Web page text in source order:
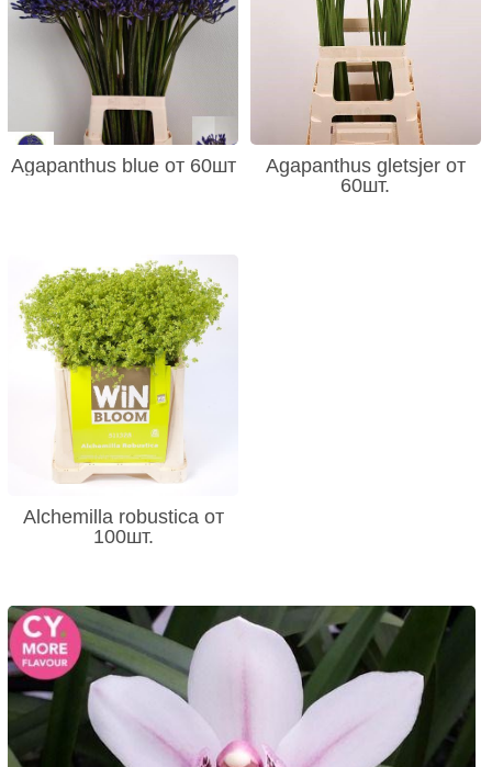
Agapanthus blue от 60шт
Agapanthus gletsjer от
60шт.
Alchemilla robustica от
100шт.